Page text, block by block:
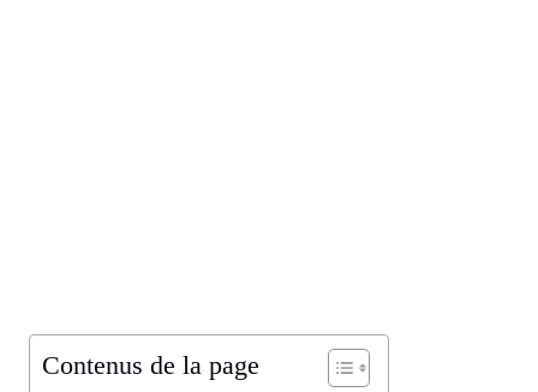
Contenus de la page